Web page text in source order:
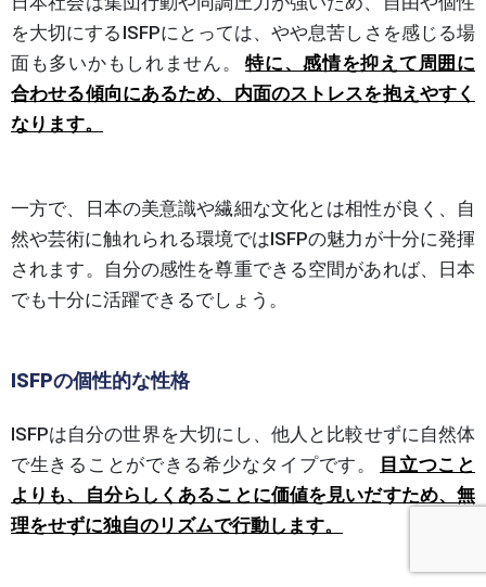
を大切にするISFPにとっては、やや息苦しさを感じる場
面も多いかもしれません。
特に、感情を抑えて周囲に
合わせる傾向にあるため、内面のストレスを抱えやすく
なります。
一方で、日本の美意識や繊細な文化とは相性が良く、自
然や芸術に触れられる環境ではISFPの魅力が十分に発揮
されます。自分の感性を尊重できる空間があれば、日本
でも十分に活躍できるでしょう。
ISFPの個性的な性格
ISFPは自分の世界を大切にし、他人と比較せずに自然体
で生きることができる希少なタイプです。
目立つこと
よりも、自分らしくあることに価値を見いだすため、無
理をせずに独自のリズムで行動します。